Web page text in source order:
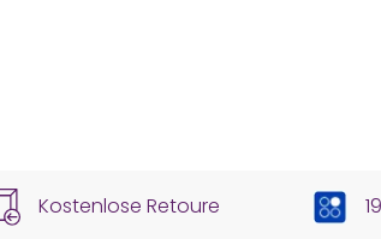
Kostenlose Retoure